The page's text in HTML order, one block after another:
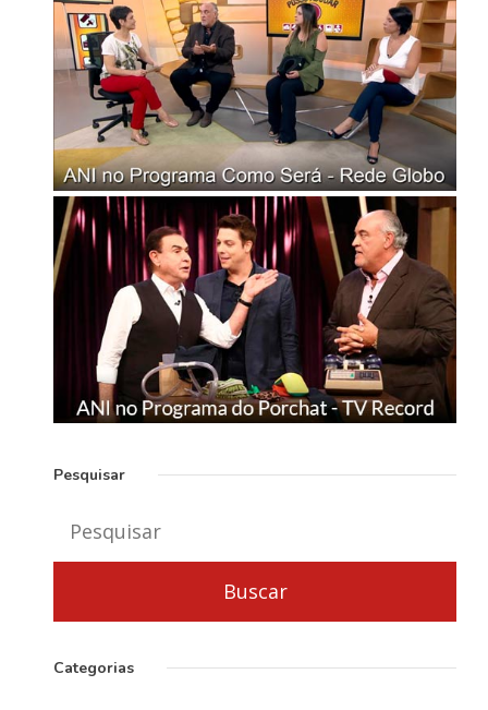
Pesquisar
Categorias